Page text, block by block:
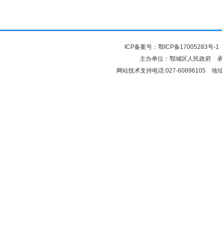
ICP备案号： 鄂ICP备17005283号-1
主办单位：鄂城区人民政府
网站技术支持电话:027-60896105 地